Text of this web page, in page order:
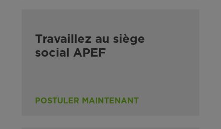
Travaillez au siège
social APEF
POSTULER MAINTENANT